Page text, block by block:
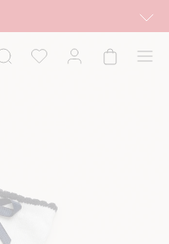
oraz na kappahl.com. Ofert